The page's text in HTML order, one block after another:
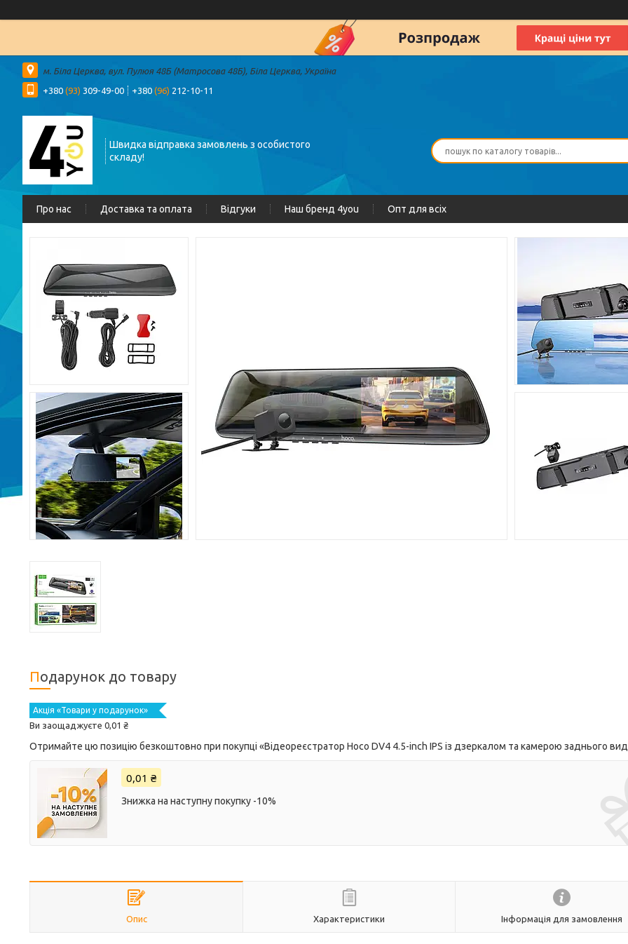
м. Біла Церква, вул. Пулюя 48Б (Матросова 48Б), Біла Церква, Україна
+380 (93) 309-49-00 +380 (96) 212-10-11
Швидка відправка замовлень з особистого
складу!
Про нас Доставка та оплата Відгуки Наш бренд 4you Опт для всіх
Подарунок до товару
Акція «Товари у подарунок»
Ви заощаджуєте 0,01 ₴
Отримайте цю позицію безкоштовно при покупці «Відеореєстратор Hoco DV4 4.5-inch IPS із дзеркалом та камерою заднього
0,01 ₴
Знижка на наступну покупку -10%
Опис Характеристики Інформація для замовлення